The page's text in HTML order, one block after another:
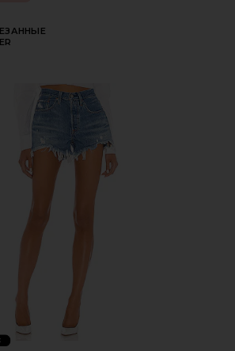
ДЖИНСОВЫЕ ШОРТЫ 501 ORIGINAL